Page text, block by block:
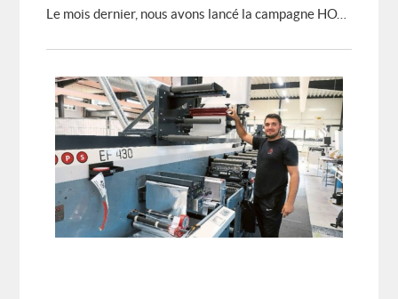
Le mois dernier, nous avons lancé la campagne HOTFB330 sur LinkedIn et pour cette raison, nous avons créé une autre page de destination dédiée. Consultez les informations et regardez les vidéos, partagez-les avec vos clients. Cliquez simplement sur l'image ci-dessous.